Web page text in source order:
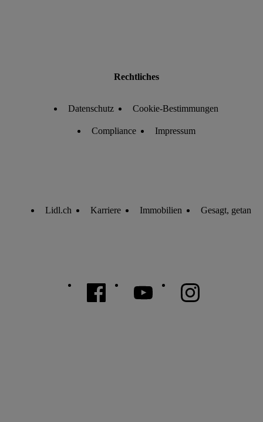
Rechtliches
Datenschutz Cookie-Bestimmungen
Compliance Impressum
Lidl.ch Karriere Immobilien Gesagt, getan